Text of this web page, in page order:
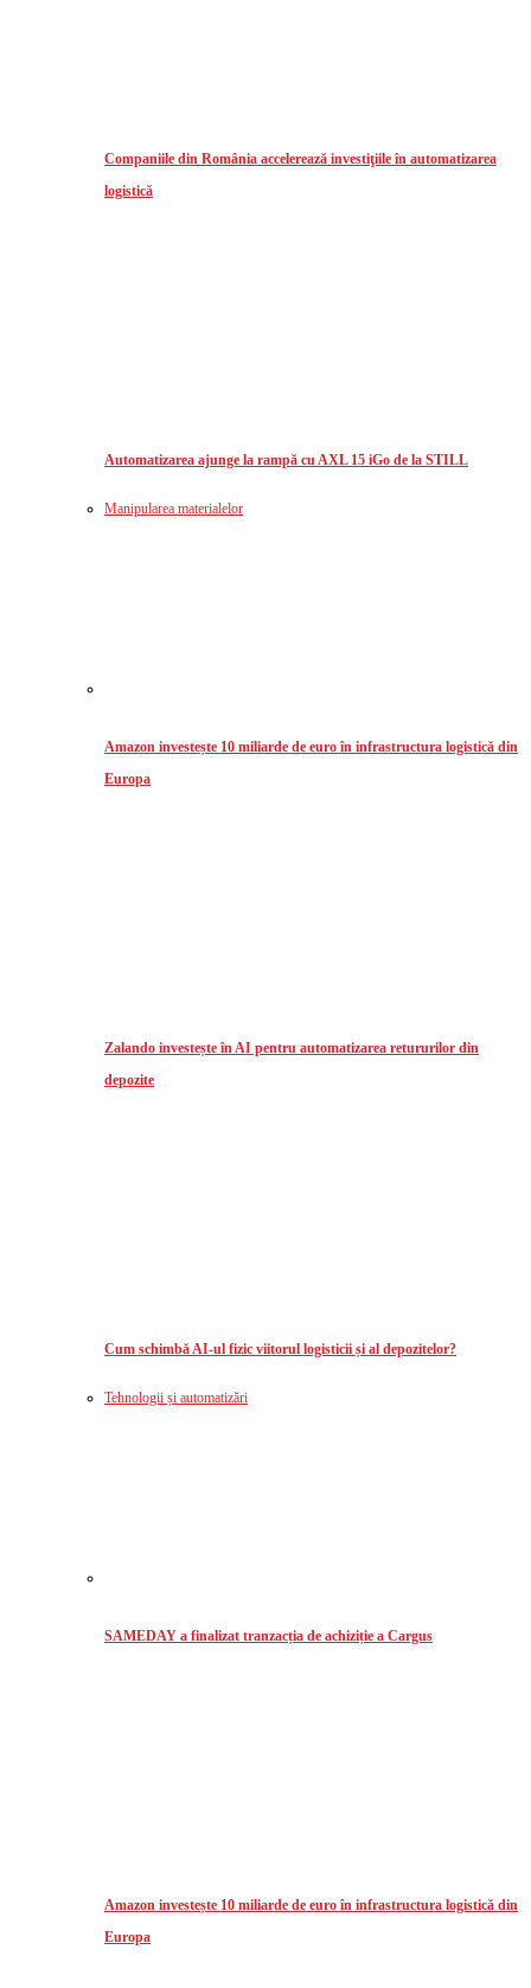
Companiile din România accelerează investiţiile în automatizarea
logistică
Automatizarea ajunge la rampă cu AXL 15 iGo de la STILL
Manipularea materialelor
Amazon investește 10 miliarde de euro în infrastructura logistică din
Europa
Zalando investește în AI pentru automatizarea retururilor din
depozite
Cum schimbă AI-ul fizic viitorul logisticii și al depozitelor?
Tehnologii și automatizări
SAMEDAY a finalizat tranzacția de achiziție a Cargus
Amazon investește 10 miliarde de euro în infrastructura logistică din
Europa